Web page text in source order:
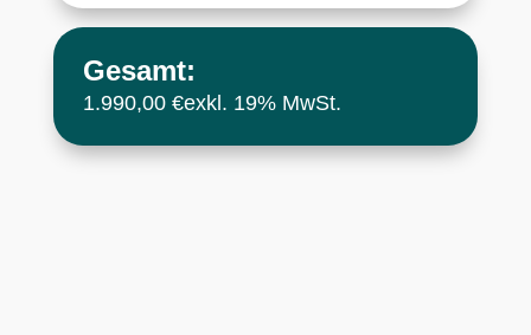
Gesamt:
1.990,00 €exkl. 19% MwSt.